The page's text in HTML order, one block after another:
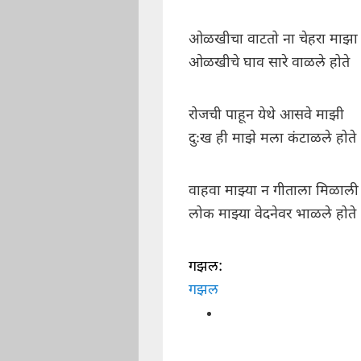
ओळखीचा वाटतो ना चेहरा माझा
ओळखीचे घाव सारे वाळले होते
रोजची पाहून येथे आसवे माझी
दुःख ही माझे मला कंटाळले होते
वाहवा माझ्या न गीताला
लोक माझ्या वेदनेवर भाळले होते
गझल:
गझल